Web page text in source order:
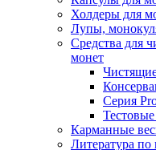
Холдеры для
Лупы,
Средства для
монет
Серия
Карманные
Литература по